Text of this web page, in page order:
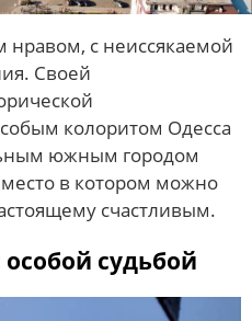
нравом, с неиссякаемой
Своей
колоритом Одесса
южным городом
в котором можно
счастливым.
судьбой